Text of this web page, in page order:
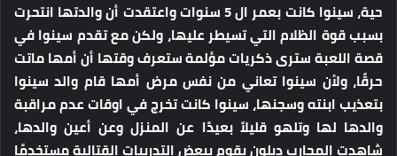
حية، سينوا كانت بعمر ال 5 سنوات واعتقدت أن والدتها انتحرت
بسبب قوة الظلام التي تسيطر عليها، ولكن مع تقدم سينوا في
قصة اللعبة سترى ذكريات مؤلمة ستعرف وقتها أن أمها ماتت
حرقًا، ولأن سينوا تعاني من نفس مرض أمها قام والد سينوا
بتعذيب ابنته وسجنها، سينوا كانت تخرج في اوقات عدم مراقبة
والدها لها وتلهو قليلاً بعيدًا عن المنزل وعن أعين والدها،
شاهدت المحارب ديلون يقوم ببعض التدريبات القتالية مستخدمًا